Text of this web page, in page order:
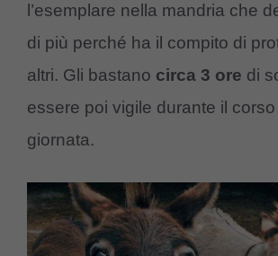
l’esemplare nella mandria che
di più perché ha il compito di
altri. Gli bastano circa 3 ore di
essere poi vigile durante il
giornata.